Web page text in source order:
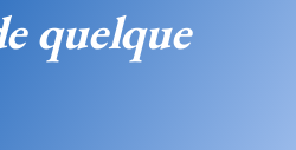
quelque